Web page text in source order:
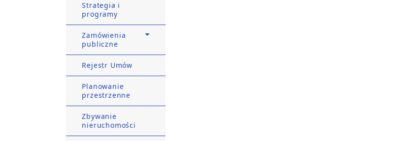
Strategia i
programy
Zamówienia
publiczne
Rejestr Umów
Planowanie
przestrzenne
Zbywanie
nieruchomości